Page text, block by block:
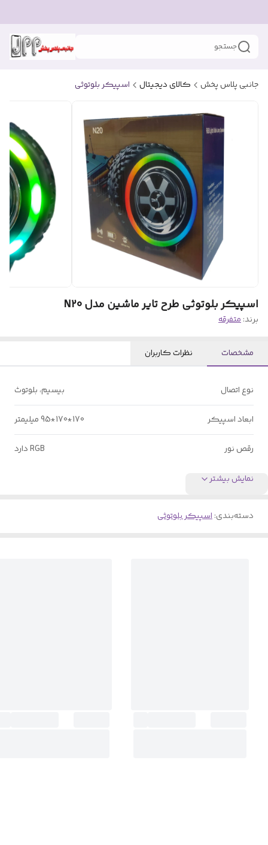
جستجو
جانبی پلاس پخش کالای دیجیتال اسپیکر بلوتوثی
اسپیکر بلوتوثی طرح تایر ماشین مدل N20
برند:متفرقه
مشخصات نظرات کاربران
نوع اتصال بیسیم، بلوتوث
ابعاد اسپیکر 170*170*95 میلیمتر
رقص نور RGB دارد
نمایش بیشتر
دسته‌بندی:اسپیکر بلوتوثی